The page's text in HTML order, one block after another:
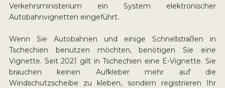
Verkehrsministerium ein System elektronischer
Autobahnvignetten eingeführt.
Wenn Sie Autobahnen und einige Schnellstraßen in
Tschechien benutzen möchten, benötigen Sie eine
Vignette. Seit 2021 gilt in Tschechien eine E-Vignette. Sie
brauchen keinen Aufkleber mehr auf die
Windschutzscheibe zu kleben, sondern registrieren Ihr